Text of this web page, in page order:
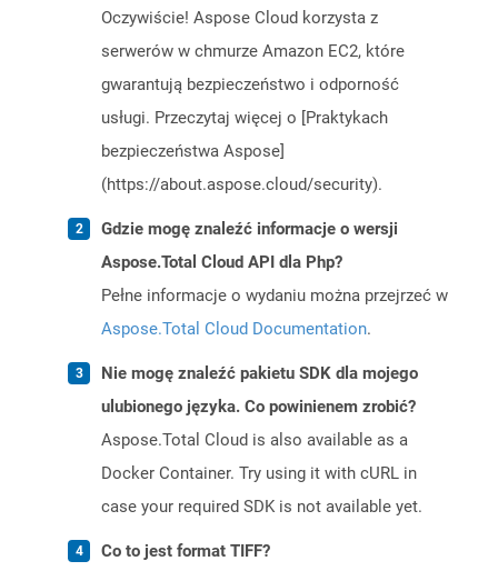
Oczywiście! Aspose Cloud korzysta z
serwerów w chmurze Amazon EC2, które
gwarantują bezpieczeństwo i odporność
usługi. Przeczytaj więcej o [Praktykach
bezpieczeństwa Aspose]
(https://about.aspose.cloud/security).
Gdzie mogę znaleźć informacje o wersji
Aspose.Total Cloud API dla Php?
Pełne informacje o wydaniu można przejrzeć w
Aspose.Total Cloud Documentation.
Nie mogę znaleźć pakietu SDK dla mojego
ulubionego języka. Co powinienem zrobić?
Aspose.Total Cloud is also available as a
Docker Container. Try using it with cURL in
case your required SDK is not available yet.
Co to jest format TIFF?